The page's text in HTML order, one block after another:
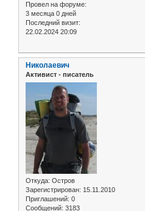
Провел на форуме:
3 месяца 0 дней
Последний визит:
22.02.2024 20:09
Николаевич
Активист - писатель
Откуда: Остров
Зарегистрирован: 15.11.2010
Приглашений: 0
Сообщений: 3183